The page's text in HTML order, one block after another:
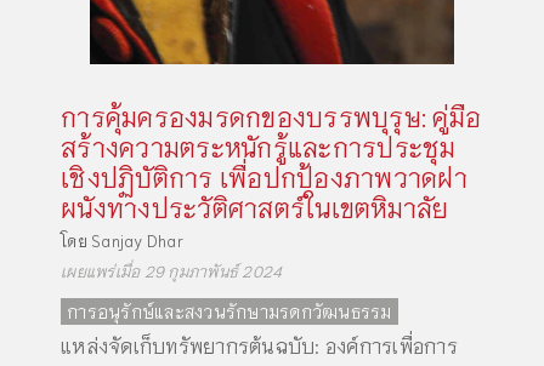
การคุ้มครองมรดกของบรรพบุรุษ: คู่มือ
สร้างความตระหนักรู้และการประชุม
เชิงปฏิบัติการ เพื่อปกป้องภาพวาดฝา
ผนังทางประวัติศาสตร์ในเขตหิมาลัย
โดย Sanjay Dhar
เผยแพร่เมื่อ 29 กุมภาพันธ์ 2024
การอนุรักษ์และสงวนรักษามรดกวัฒนธรรม
แหล่งจัดเก็บทรัพยากรต้นฉบับ: องค์การเพื่อการ